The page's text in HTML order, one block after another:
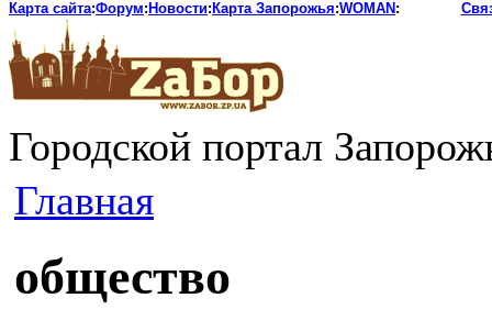
Карта сайта:Форум: Новости: Карта Запорожья:WOMAN :
Городской портал
Главная
общество